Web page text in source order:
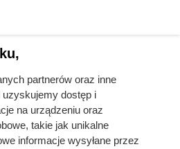
partnerów oraz inne
dostęp i
na urządzeniu oraz
takie jak unikalne
informacje wysyłane przez